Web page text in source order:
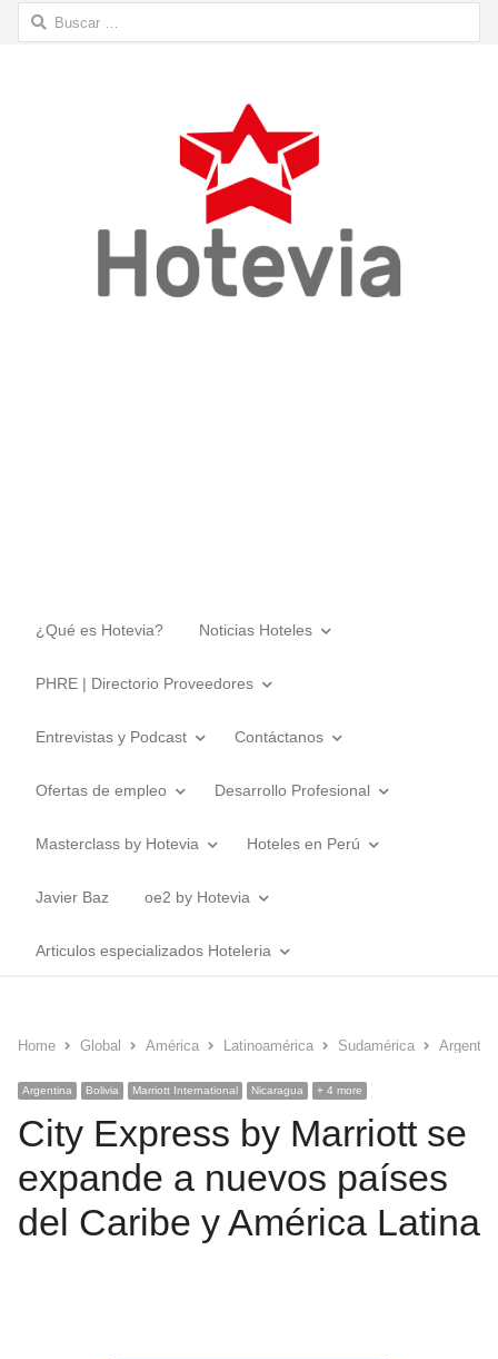
Buscar:
¿Qué es Hotevia? Noticias Hoteles
PHRE | Directorio Proveedores
Entrevistas y Podcast Contáctanos
Ofertas de empleo Desarrollo Profesional
Masterclass by Hotevia Hoteles en Perú
Javier Baz oe2 by Hotevia
Articulos especializados Hoteleria
Home Global América Latinoamérica Sudamérica
Argentina Bolivia Marriott International Nicaragua + 4 more
City Express by Marriott se
expande a nuevos países
del Caribe y América Latina